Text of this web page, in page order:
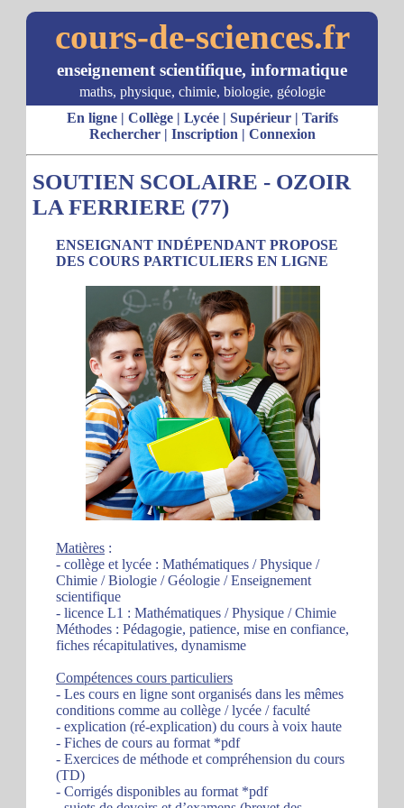
cours-de-sciences.fr
enseignement scientifique, informatique
maths, physique, chimie, biologie, géologie
En ligne| Collège| Lycée| Supérieur| Tarifs
Rechercher| Inscription | Connexion
SOUTIEN SCOLAIRE - OZOIR
LA FERRIERE (77)
ENSEIGNANT INDÉPENDANT PROPOSE
DES COURS PARTICULIERS EN LIGNE
Matières :
- collège et lycée : Mathématiques / Physique /
Chimie / Biologie / Géologie / Enseignement
scientifique
- licence L1 : Mathématiques / Physique / Chimie
Méthodes : Pédagogie, patience, mise en confiance,
fiches récapitulatives, dynamisme
Compétences cours particuliers
- Les cours en ligne sont organisés dans les mêmes
conditions comme au collège / lycée / faculté
- explication (ré-explication) du cours à voix haute
- Fiches de cours au format *pdf
- Exercices de méthode et compréhension du cours
(TD)
- Corrigés disponibles au format *pdf